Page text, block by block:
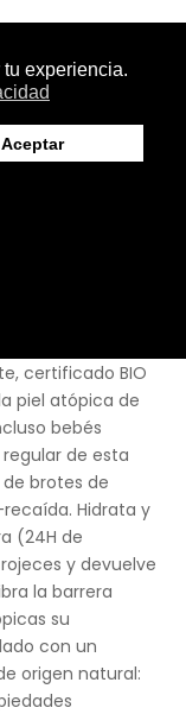
ANTI-
certificado BIO
piel atópica de
bebés
de esta
brotes de
Hidrata y
(24H de
y devuelve
la barrera
su
con un
origen natural: